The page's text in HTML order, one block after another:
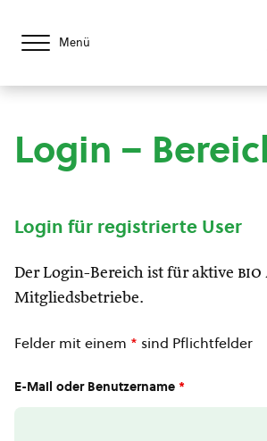
Menü
Login –
Login für registrierte User
Der Login-Bereich ist für aktive bio
Mitgliedsbetriebe.
Felder mit einem * sind Pflichtfelder
E-Mail oder Benutzername *